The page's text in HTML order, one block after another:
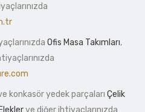
Ofis Masa Takımları,
konkasör yedek parçaları Çelik
ve diğer ihtiyaçlarınızda